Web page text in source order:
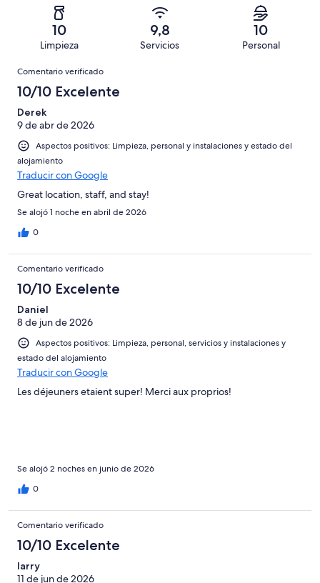
puntuación
puntuación
puntuación
Normal
una
puntuación
Mediocre
385
una
puntuación
de
Horrible
10
Limpieza
9,8
Servicios
10
Personal
Comentarios
Comentario verificado
10/10 Excelente
Derek
9 de abr de 2026
Aspectos positivos: Limpieza, personal y instalaciones y estado del
alojamiento
Traducir con Google
Great location, staff, and stay!
Se alojó 1 noche en abril de 2026
0
Comentario verificado
10/10 Excelente
Daniel
8 de jun de 2026
Aspectos positivos: Limpieza, personal, servicios y instalaciones y
estado del alojamiento
Traducir con Google
Les déjeuners etaient super! Merci aux proprios!
Se alojó 2 noches en junio de 2026
0
Comentario verificado
10/10 Excelente
larry
11 de jun de 2026